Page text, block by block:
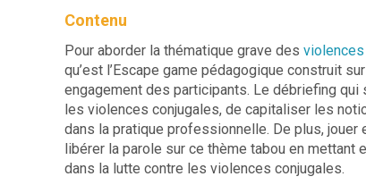
Contenu
Pour aborder la thématique grave des
qu’est l’Escape game pédagogique construit
engagement des participants. Le débriefing
les violences conjugales, de capitaliser les
dans la pratique professionnelle. De plus,
libérer la parole sur ce thème tabou en
dans la lutte contre les violences conjugales.